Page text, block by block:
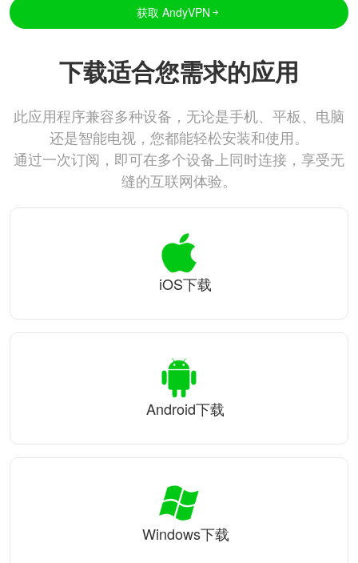
获取 AndyVPN
下载适合您需求的应用
此应用程序兼容多种设备，无论是手机、平板、电脑
还是智能电视，您都能轻松安装和使用。
通过一次订阅，即可在多个设备上同时连接，享受无
缝的互联网体验。
iOS下载
Android下载
Windows下载